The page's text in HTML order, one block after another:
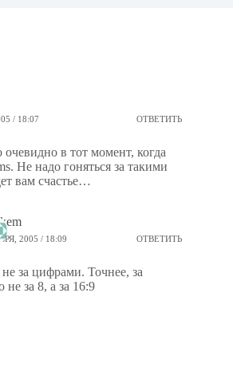
/ 18:07 ОТВЕТИТЬ
в тот момент, когда
Не надо гоняться за такими
вам счастье…
2005 / 18:09 ОТВЕТИТЬ
за цифрами. Точнее, за
за 8, а за 16:9